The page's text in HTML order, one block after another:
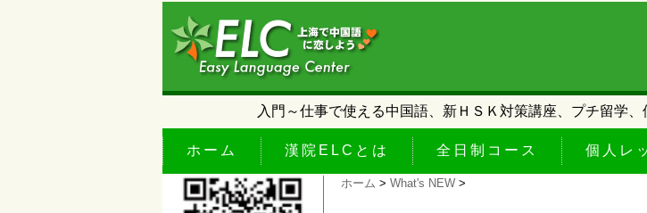
入門～仕事で使える中国語、新ＨＳＫ対策講座、プチ留学
ホーム 漢院ELCとは 全日制コース 個人レ
ホーム > What's NEW >